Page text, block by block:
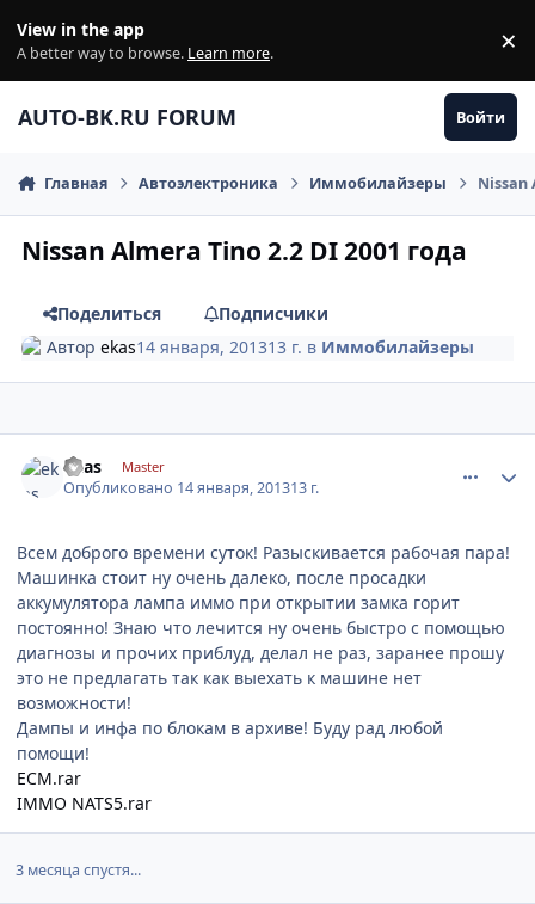
View in the app
A better way to browse. Learn more. ×
AUTO-BK.RU FORUM Войти
Главная Автоэлектроника Иммобилайзеры Nissan
Nissan Almera Tino 2.2 DI 2001 года
Поделиться
Подписчики
Авторekas14 января, 201313 г. в Иммобилайзеры
ekas Master
Опубликовано 14 января, 201313 г.
Всем доброго времени суток! Разыскивается рабочая пара!
Машинка стоит ну очень далеко, после просадки
аккумулятора лампа иммо при открытии замка горит
постоянно! Знаю что лечится ну очень быстро с помощью
диагнозы и прочих приблуд, делал не раз, заранее прошу
это не предлагать так как выехать к машине нет
возможности!
Дампы и инфа по блокам в архиве! Буду рад любой
помощи!
ECM.rar
IMMO NATS5.rar
3 месяца спустя...